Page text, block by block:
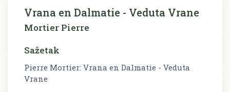
Vrana en Dalmatie - Veduta Vrane
Mortier Pierre
Sažetak
Pierre Mortier: Vrana en Dalmatie - Veduta
Vrane